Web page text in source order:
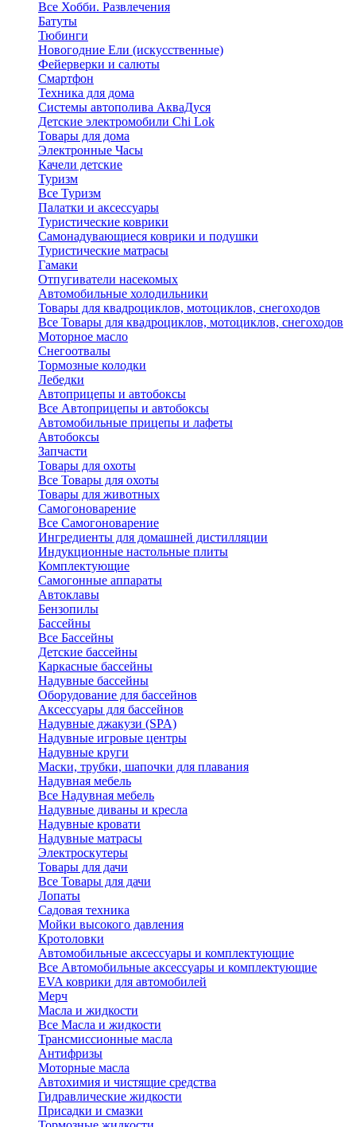
Все Хобби. Развлечения
Батуты
Тюбинги
Новогодние Ели (искусственные)
Фейерверки и салюты
Смартфон
Техника для дома
Системы автополива АкваДуся
Детские электромобили Chi Lok
Товары для дома
Электронные Часы
Качели детские
Туризм
Все Туризм
Палатки и аксессуары
Туристические коврики
Самонадувающиеся коврики и подушки
Туристические матрасы
Гамаки
Отпугиватели насекомых
Автомобильные холодильники
Товары для квадроциклов, мотоциклов, снегоходов
Все Товары для квадроциклов, мотоциклов, снегоходов
Моторное масло
Снегоотвалы
Тормозные колодки
Лебедки
Автоприцепы и автобоксы
Все Автоприцепы и автобоксы
Автомобильные прицепы и лафеты
Автобоксы
Запчасти
Товары для охоты
Все Товары для охоты
Товары для животных
Самогоноварение
Все Самогоноварение
Ингредиенты для домашней дистилляции
Индукционные настольные плиты
Комплектующие
Самогонные аппараты
Автоклавы
Бензопилы
Бассейны
Все Бассейны
Детские бассейны
Каркасные бассейны
Надувные бассейны
Оборудование для бассейнов
Аксессуары для бассейнов
Надувные джакузи (SPA)
Надувные игровые центры
Надувные круги
Маски, трубки, шапочки для плавания
Надувная мебель
Все Надувная мебель
Надувные диваны и кресла
Надувные кровати
Надувные матрасы
Электроскутеры
Товары для дачи
Все Товары для дачи
Лопаты
Садовая техника
Мойки высокого давления
Кротоловки
Автомобильные аксессуары и комплектующие
Все Автомобильные аксессуары и комплектующие
EVA коврики для автомобилей
Мерч
Масла и жидкости
Все Масла и жидкости
Трансмиссионные масла
Антифризы
Моторные масла
Автохимия и чистящие средства
Гидравлические жидкости
Присадки и смазки